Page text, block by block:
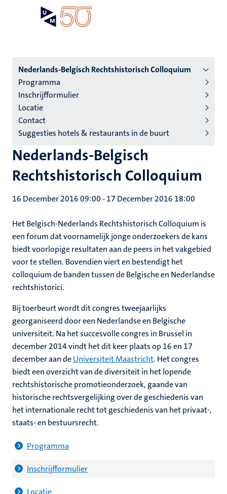
Menu
subpage
Nederlands-Belgisch Rechtshistorisch Colloquium
Programma
Inschrijfformulier
Locatie
Contact
Suggesties hotels & restaurants in de buurt
Nederlands-Belgisch
Rechtshistorisch Colloquium
16 December 2016 09:00-17 December 2016 18:00
Het Belgisch-Nederlands Rechtshistorisch Colloquium is
een forum dat voornamelijk jonge onderzoekers de kans
biedt voorlopige resultaten aan de peers in het vakgebied
voor te stellen. Bovendien viert en bestendigt het
colloquium de banden tussen de Belgische en Nederlandse
rechtshistorici.
Bij toerbeurt wordt dit congres tweejaarlijks
georganiseerd door een Nederlandse en Belgische
universiteit. Na het succesvolle congres in Brussel in
december 2014 vindt het dit keer plaats op 16 en 17
december aan deUniversiteit Maastricht. Het congres
biedt een overzicht van de diversiteit in het lopende
rechtshistorische promotieonderzoek, gaande van
historische rechtsvergelijking over de geschiedenis van
het internationale recht tot geschiedenis van het privaat-,
staats- en bestuursrecht.
Programma
Inschrijfformulier
Locatie